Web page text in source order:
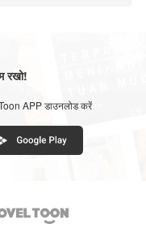
रखो!
APP डाउनलोड करें